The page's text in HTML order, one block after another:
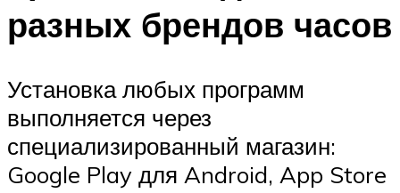
разных брендов часов
Установка любых программ
выполняется через
специализированный магазин:
Google Play для Android, App Store